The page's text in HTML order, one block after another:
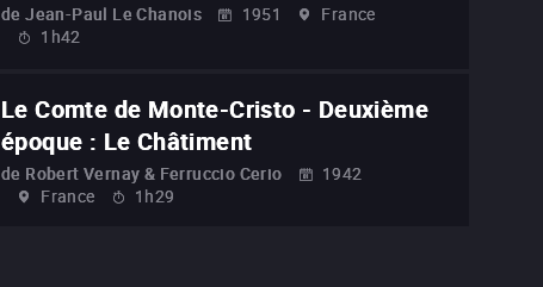
de Jean-Paul Le Chanois 1951
France
1h42
Le Comte de Monte-Cristo - Deuxième
époque : Le Châtiment
de Robert Vernay & Ferruccio Cerio
1942
France
1h29